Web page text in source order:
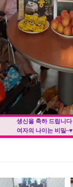
생신을 축하 드립니다
여자의 나이는 비밀~♥